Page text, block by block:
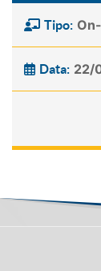
Tipo:
Data: 22/